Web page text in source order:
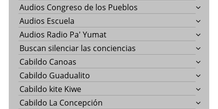
Audios Congreso de los Pueblos
Audios Escuela
Audios Radio Pa' Yumat
Buscan silenciar las conciencias
Cabildo Canoas
Cabildo Guadualito
Cabildo kite Kiwe
Cabildo La Concepción